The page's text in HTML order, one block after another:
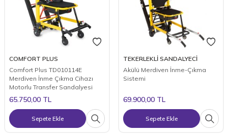
COMFORT PLUS
Comfort Plus TD010114E
Merdiven İnme Çıkma Cihazı
Motorlu Transfer Sandalyesi
65.750,00 TL
Sepete Ekle
TEKERLEKLİ SANDALYECİ
Akülü Merdiven İnme-Çıkma
Sistemi
69.900,00 TL
Sepete Ekle